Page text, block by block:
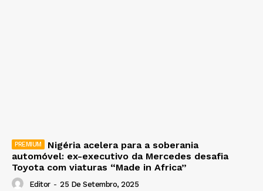
Nigéria acelera para a soberania
automóvel: ex-executivo da Mercedes desafia
Toyota com viaturas “Made in Africa”
Editor - 25 De Setembro, 2025